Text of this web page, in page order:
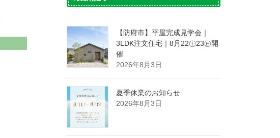
【防府市】平屋完成見学会｜
3LDK注文住宅｜8月22㊏23㊐開
催
2026年8月3日
夏季休業のお知らせ
2026年8月3日